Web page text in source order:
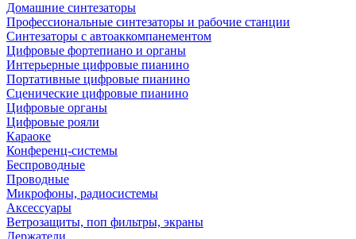
Домашние синтезаторы
Профессиональные синтезаторы и рабочие станции
Синтезаторы с автоаккомпанементом
Цифровые фортепиано и органы
Интерьерные цифровые пианино
Портативные цифровые пианино
Сценические цифровые пианино
Цифровые органы
Цифровые рояли
Караоке
Конференц-системы
Беспроводные
Проводные
Микрофоны, радиосистемы
Аксессуары
Ветрозащиты, поп фильтры, экраны
Держатели